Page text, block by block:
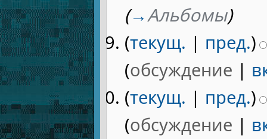
(→Альбомы)
(текущ. | пред.)
(обсуждение |
(текущ. | пред.)
(обсуждение |